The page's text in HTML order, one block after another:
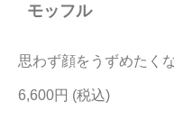
当サイトについて
モッフル
思わず顔をうずめたく
6,600円